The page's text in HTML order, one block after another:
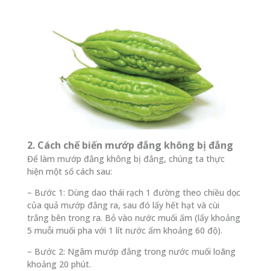
2. Cách chế biến mướp đắng không bị đắng
Để làm mướp đắng không bị đắng, chúng ta thực
hiện một số cách sau:
– Bước 1: Dùng dao thái rạch 1 đường theo chiều dọc
của quả mướp đắng ra, sau đó lấy hết hạt và cùi
trắng bên trong ra. Bỏ vào nước muối ấm (lấy khoảng
5 muỗi muối pha với 1 lít nước ấm khoảng 60 độ).
– Bước 2: Ngâm mướp đắng trong nước muối loãng
khoảng 20 phút.